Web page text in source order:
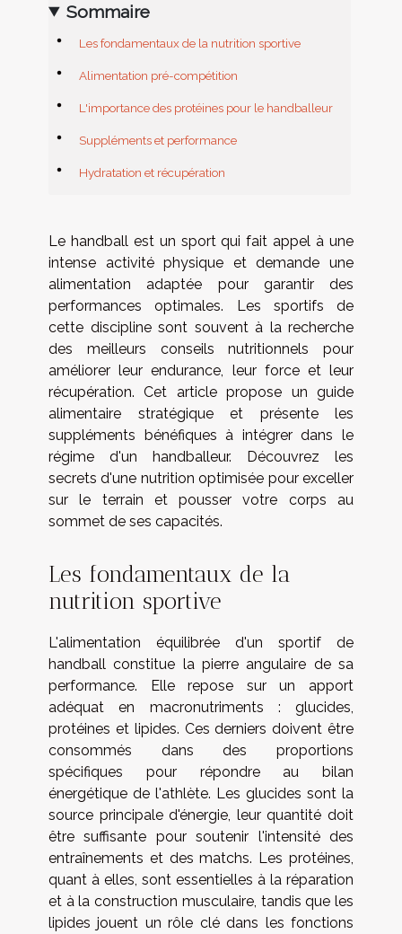
Sommaire
Les fondamentaux de la nutrition sportive
Alimentation pré-compétition
L'importance des protéines pour le handballeur
Suppléments et performance
Hydratation et récupération
Le handball est un sport qui fait appel à une
intense activité physique et demande une
alimentation adaptée pour garantir des
performances optimales. Les sportifs de
cette discipline sont souvent à la recherche
des meilleurs conseils nutritionnels pour
améliorer leur endurance, leur force et leur
récupération. Cet article propose un guide
alimentaire stratégique et présente les
suppléments bénéfiques à intégrer dans le
régime d'un handballeur. Découvrez les
secrets d'une nutrition optimisée pour exceller
sur le terrain et pousser votre corps au
sommet de ses capacités.
Les fondamentaux de la
nutrition sportive
L'alimentation équilibrée d'un sportif de
handball constitue la pierre angulaire de sa
performance. Elle repose sur un apport
adéquat en macronutriments : glucides,
protéines et lipides. Ces derniers doivent être
consommés dans des proportions
spécifiques pour répondre au bilan
énergétique de l'athlète. Les glucides sont la
source principale d'énergie, leur quantité doit
être suffisante pour soutenir l'intensité des
entraînements et des matchs. Les protéines,
quant à elles, sont essentielles à la réparation
et à la construction musculaire, tandis que les
lipides jouent un rôle clé dans les fonctions